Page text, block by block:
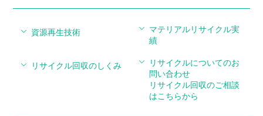
資源再生技術
マテリアルリサイクル実
績
リサイクル回収のしくみ
リサイクルについてのお
問い合わせ
リサイクル回収のご相談
はこちらから